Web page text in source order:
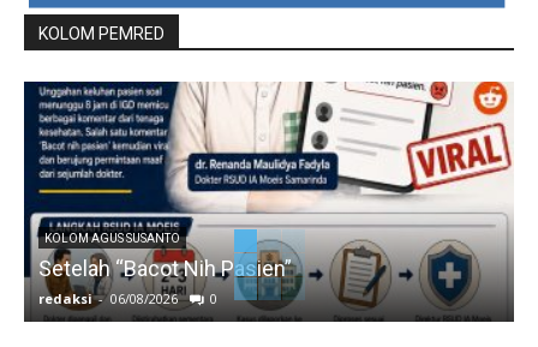
KOLOM PEMRED
KOLOM AGUS SUSANTO
Setelah “Bacot Nih Pasien”
redaksi - 06/08/2026 0